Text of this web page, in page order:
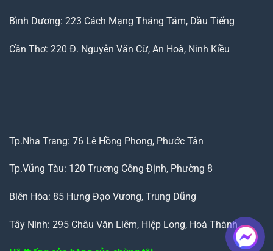
Bình Dương: 223 Cách Mạng Tháng Tám, Dầu Tiếng
Cần Thơ: 220 Đ. Nguyễn Văn Cừ, An Hoà, Ninh Kiều
Tp.Nha Trang: 76 Lê Hồng Phong, Phước Tân
Tp.Vũng Tàu: 120 Trương Công Định, Phường 8
Biên Hòa: 85 Hưng Đạo Vương, Trung Dũng
Tây Ninh: 295 Châu Văn Liêm, Hiệp Long, Hoà Thành